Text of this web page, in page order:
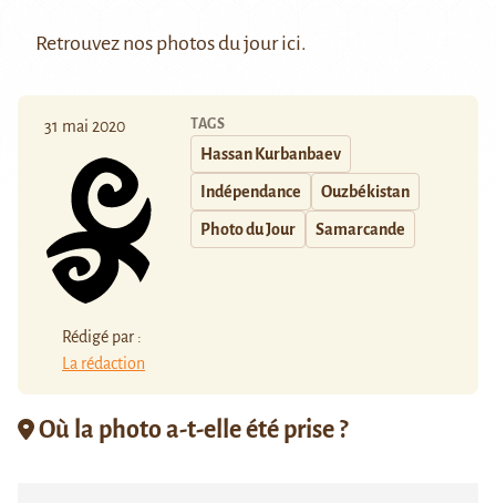
Retrouvez nos photos du jourici.
31 mai 2020
Rédigé par :
La rédaction
TAGS
Hassan Kurbanbaev
Indépendance Ouzbékistan
Photo du Jour Samarcande
Où la photo a-t-elle été prise ?